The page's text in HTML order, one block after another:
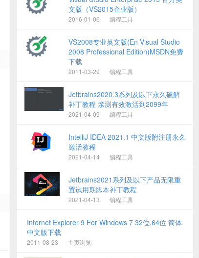
文版（VS2015企业版）
2016-01-06 编程工具
VS2008专业英文版(En Visual Studio
2008 Professional Edition)MSDN免费
下载
2011-03-29 编程工具
Jetbrains2020.3系列及以下永久破解
补丁教程 亲测有效激活到2099年
2021-04-09 编程工具
IntelliJ IDEA 2021.1 中文版附注册永久
激活教程
2021-04-14 编程工具
Jetbrains2021系列及以下产品无限重
置试用期脚本补丁教程
2021-04-13 编程工具
Internet Explorer 9 For Windows 7 32位,64位 简体
中文版下载
2011-08-23 主页浏览